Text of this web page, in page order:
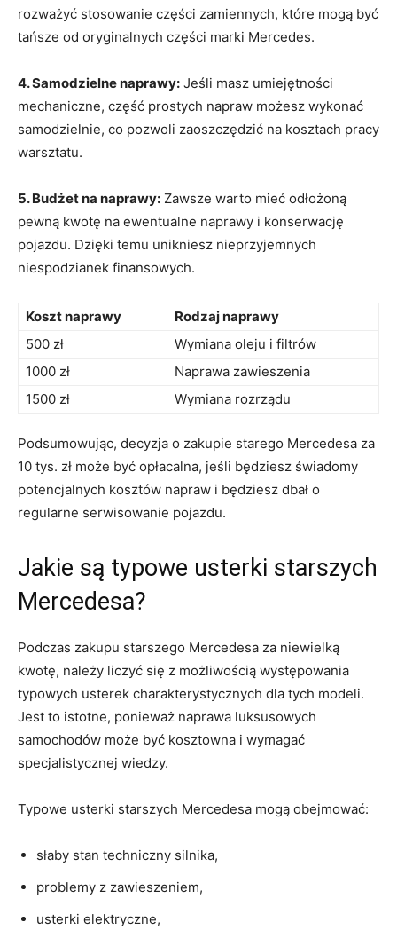
rozważyć stosowanie‌ części zamiennych, które mogą być
tańsze od oryginalnych części marki Mercedes.
4. Samodzielne naprawy: Jeśli masz ‌umiejętności
mechaniczne, część prostych napraw możesz wykonać
samodzielnie, co pozwoli zaoszczędzić na kosztach pracy
warsztatu.
5. Budżet na naprawy: Zawsze warto mieć odłożoną
pewną kwotę na ewentualne naprawy i konserwację
pojazdu. Dzięki temu unikniesz nieprzyjemnych
niespodzianek finansowych.
Koszt naprawy
Rodzaj naprawy
500 zł
Wymiana oleju i​ filtrów
1000 zł
Naprawa zawieszenia
1500 zł
Wymiana rozrządu
Podsumowując, decyzja o zakupie starego Mercedesa za
10 tys. zł może być opłacalna, jeśli ⁢będziesz świadomy
potencjalnych⁣ kosztów napraw i będziesz dbał o
regularne serwisowanie pojazdu.
Jakie są typowe usterki starszych
Mercedesa?
Podczas zakupu starszego Mercedesa za niewielką
kwotę, należy liczyć się ‌z możliwością występowania
typowych ⁣usterek charakterystycznych dla tych modeli.
Jest​ to istotne, ponieważ ⁢naprawa luksusowych
samochodów ​może być kosztowna i wymagać
specjalistycznej wiedzy.
Typowe usterki starszych Mercedesa mogą obejmować:
słaby stan techniczny⁣ silnika,
problemy z zawieszeniem,
usterki elektryczne,